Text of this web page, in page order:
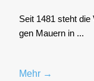
Seit 1481 steht
gen Mau­ern in ...
Mehr →